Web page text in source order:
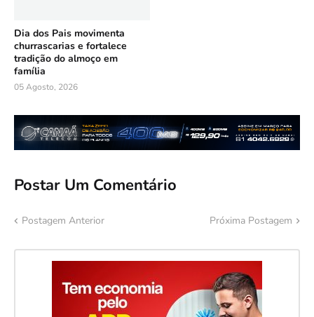
Dia dos Pais movimenta
churrascarias e fortalece
tradição do almoço em
família
05 Agosto, 2026
Postar Um Comentário
Postagem Anterior Próxima Postagem